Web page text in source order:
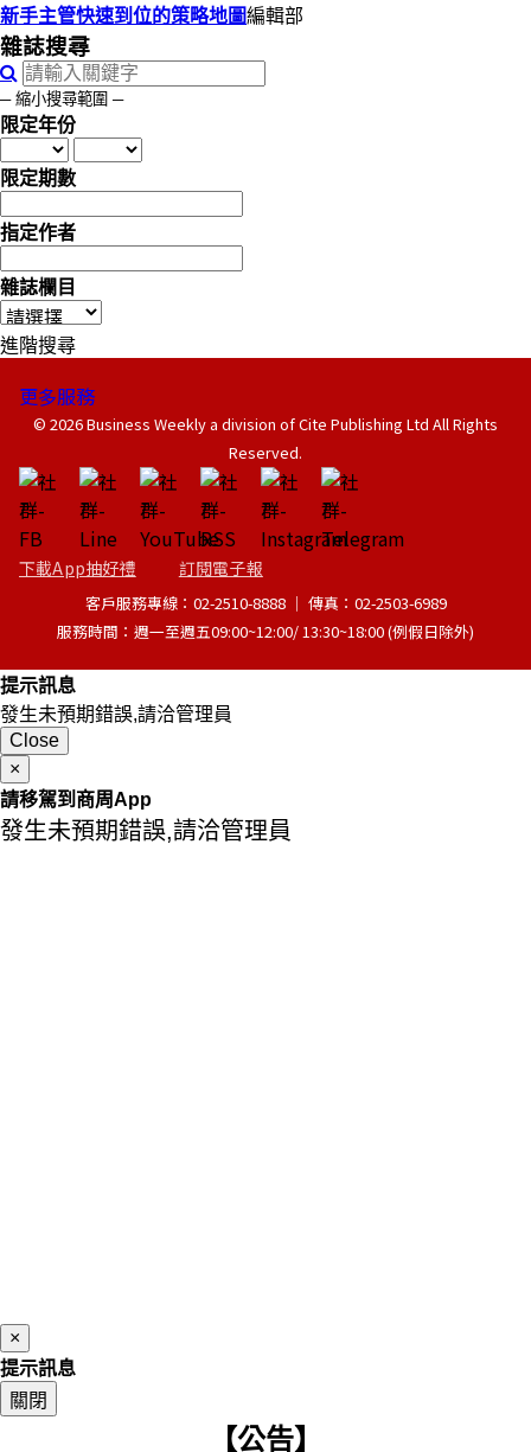
新手主管快速到位的策略地圖編輯部
雜誌搜尋
─ 縮小搜尋範圍 ─
限定年份
限定期數
指定作者
雜誌欄目
進階搜尋
更多服務
© 2026 Business Weekly a division of Cite Publishing Ltd All Rights
Reserved.
下載App抽好禮 訂閱電子報
客戶服務專線：02-2510-8888 │ 傳真：02-2503-6989
服務時間：週一至週五09:00~12:00/ 13:30~18:00 (例假日除外)
提示訊息
發生未預期錯誤,請洽管理員
Close
×
請移駕到商周App
發生未預期錯誤,請洽管理員
×
提示訊息
關閉
【公告】